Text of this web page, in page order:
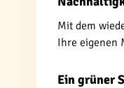
Mit dem
Ihre eigenen
Ein grüner